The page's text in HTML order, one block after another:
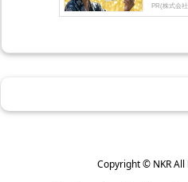
PR(株式会
Copyright © NKRAll